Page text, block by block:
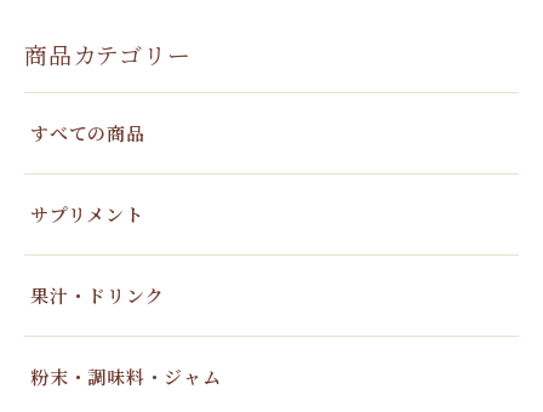
商品カテゴリー
すべての商品
サプリメント
果汁・ドリンク
粉末・調味料・ジャム